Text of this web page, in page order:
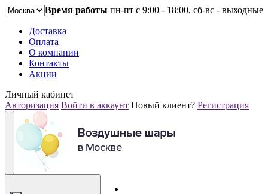
Время работы пн-пт с 9:00 - 18:00, сб-вс - выходные
Доставка
Оплата
О компании
Контакты
Акции
Личный кабинет
Авторизация Войти в аккаунт Новый клиент? Регистрация